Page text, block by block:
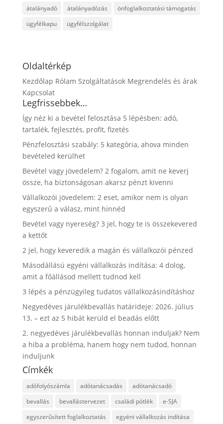
átalányadó átalányadózás
önfoglalkoztatási támogatás
ügyfélkapu
ügyfélszolgálat
Oldaltérkép
Kezdőlap Rólam Szolgáltatások Megrendelés és árak
Kapcsolat
Legfrissebbek…
Így néz ki a bevétel felosztása 5 lépésben: adó,
tartalék, fejlesztés, profit, fizetés
Pénzfelosztási szabály: 5 kategória, ahova minden
bevételed kerülhet
Bevétel vagy jövedelem? 2 fogalom, amit ne keverj
össze, ha biztonságosan akarsz pénzt kivenni
Vállalkozói jövedelem: 2 eset, amikor nem is olyan
egyszerű a válasz, mint hinnéd
Bevétel vagy nyereség? 3 jel, hogy te is összekevered
a kettőt
2 jel, hogy keveredik a magán és vállalkozói pénzed
Másodállású egyéni vállalkozás indítása: 4 dolog,
amit a főállásod mellett tudnod kell
3 lépés a pénzügyileg tudatos vállalkozásindításhoz
Negyedéves járulékbevallás határideje: 2026. július
13. – ezt az 5 hibát kerüld el beadás előtt
2. negyedéves járulékbevallás honnan induljak? Nem
a hiba a probléma, hanem hogy nem tudod, honnan
induljunk
Címkék
adófolyószámla adótanácsadás
adótanácsadó
bevallás
bevallástervezet családi pótlék
e-SJA
egyszerűsített foglalkoztatás
egyéni vállalkozás indítása